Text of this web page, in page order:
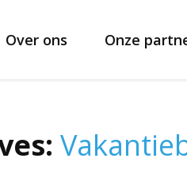
Over ons Onze